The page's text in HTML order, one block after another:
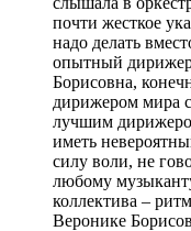
почти жесткое
надо делать
опытный
Борисовна,
дирижером мира
лучшим
иметь
силу воли, не
любому
коллектива –
Веронике